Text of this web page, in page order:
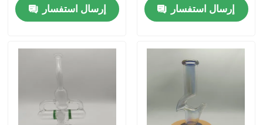
المنتجات
إرسال استفسار
إرسال استفسار